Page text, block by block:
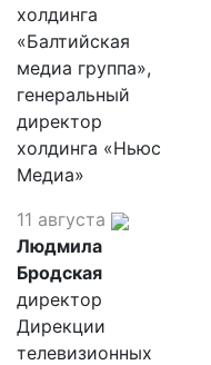
холдинга
«Балтийская
медиа группа»,
генеральный
директор
холдинга «Ньюс
Медиа»
11 августа
Людмила
Бродская
директор
Дирекции
телевизионных